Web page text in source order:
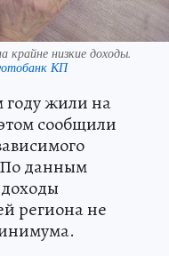
крайне низкие доходы.
КП
жили на
сообщили
По данным
региона не